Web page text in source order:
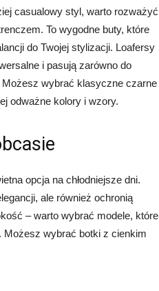
casualowy styl, warto rozważyć
To wygodne buty, które
do Twojej stylizacji. Loafersy
i pasują zarówno do
wybrać klasyczne czarne
odważne kolory i wzory.
opcja na chłodniejsze dni.
ale również ochronią
– warto wybrać modele, które
Możesz wybrać botki z cienkim